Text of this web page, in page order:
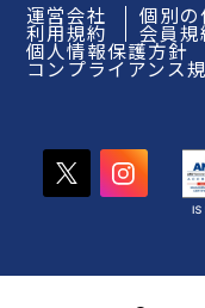
運営会社 個別
利用規約 会員規
個人情報保護方針
コンプライアンス